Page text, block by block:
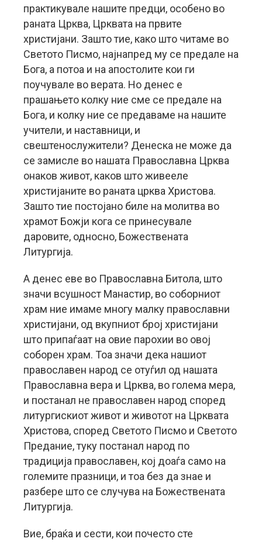
практикувале нашите предци, особено во
раната Црква, Црквата на првите
христијани. Зашто тие, како што читаме во
Светото Писмо, најнапред му се предале на
Бога, а потоа и на апостолите кои ги
поучувале во верата. Но денес е
прашањето колку ние сме се предале на
Бога, и колку ние се предаваме на нашите
учители, и наставници, и
свештенослужители? Денеска не може да
се замисле во нашата Православна Црква
онаков живот, каков што живееле
христијаните во раната црква Христова.
Зашто тие постојано биле на молитва во
храмот Божји кога се принесувале
даровите, односно, Божествената
Литургија.
А денес еве во Православна Битола, што
значи всушност Манастир, во соборниот
храм ние имаме многу малку православни
христијани, од вкупниот број христијани
што припаѓаат на овие парохии во овој
соборен храм. Тоа значи дека нашиот
православен народ се отуѓил од нашата
Православна вера и Црква, во голема мера,
и постанал не православен народ според
литургискиот живот и животот на Црквата
Христова, според Светото Писмо и Светото
Предание, туку постанал народ по
традиција православен, кој доаѓа само на
големите празници, и тоа без да знае и
разбере што се случува на Божествената
Литургија.
Вие, браќа и сести, кои почесто сте